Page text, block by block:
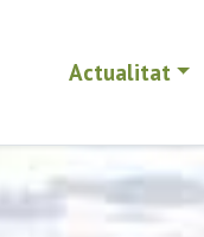
Actualitat